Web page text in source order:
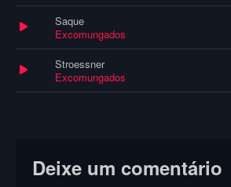
Saque
Excomungados
Stroessner
Excomungados
Deixe um comentário